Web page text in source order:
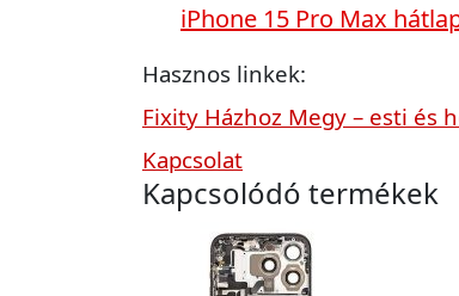
iPhone 15 Pro Max
Hasznos linkek:
Fixity Házhoz Megy – esti és
Kapcsolat
Kapcsolódó termékek